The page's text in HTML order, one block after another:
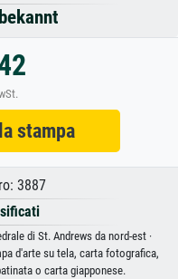
stampa
3887
di St. Andrews da nord-est ·
d'arte su tela, carta fotografica,
o carta giapponese.